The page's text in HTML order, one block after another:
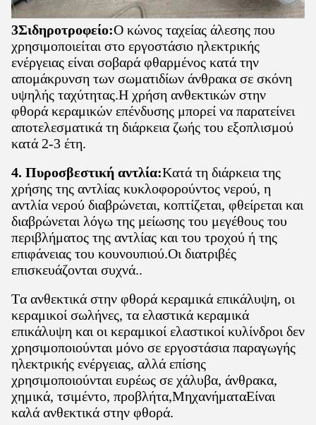
3Σιδηροτροφείο:Ο κώνος ταχείας άλεσης που
χρησιμοποιείται στο εργοστάσιο ηλεκτρικής
ενέργειας είναι σοβαρά φθαρμένος κατά την
απομάκρυνση των σωματιδίων άνθρακα σε σκόνη
υψηλής ταχύτητας.Η χρήση ανθεκτικών στην
φθορά κεραμικών επένδυσης μπορεί να παρατείνει
αποτελεσματικά τη διάρκεια ζωής του εξοπλισμού
κατά 2-3 έτη.
4. Πυροσβεστική αντλία:Κατά τη διάρκεια της
χρήσης της αντλίας κυκλοφορούντος νερού, η
αντλία νερού διαβρώνεται, κοπτίζεται, φθείρεται και
διαβρώνεται λόγω της μείωσης του μεγέθους του
περιβλήματος της αντλίας και του τροχού ή της
επιφάνειας του κουνουπιού.Οι διατριβές
επισκευάζονται συχνά..
Τα ανθεκτικά στην φθορά κεραμικά επικάλυψη, οι
κεραμικοί σωλήνες, τα ελαστικά κεραμικά
επικάλυψη και οι κεραμικοί ελαστικοί κυλίνδροι δεν
χρησιμοποιούνται μόνο σε εργοστάσια παραγωγής
ηλεκτρικής ενέργειας, αλλά επίσης
χρησιμοποιούνται ευρέως σε χάλυβα, άνθρακα,
χημικά, τσιμέντο, προβλήτα,ΜηχανήματαΕίναι
καλά ανθεκτικά στην φθορά.